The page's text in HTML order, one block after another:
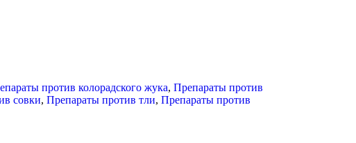
против колорадского жука, Препараты против
совки, Препараты против тли, Препараты против